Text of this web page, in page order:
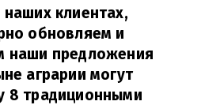
клиентах,
обновляем и
наши предложения
аграрии могут
8 традиционными